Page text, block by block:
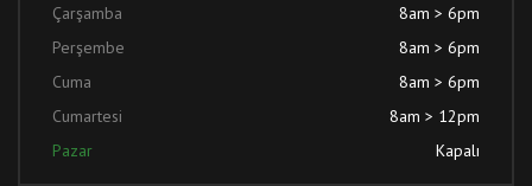
Çarşamba
8am > 6pm
Perşembe
8am > 6pm
Cuma
8am > 6pm
Cumartesi
8am > 12pm
Pazar
Kapalı